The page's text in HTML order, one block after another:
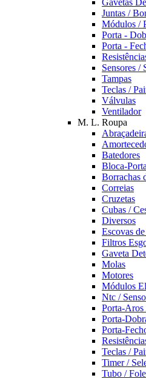
Gavetas
Juntas /
Módulos /
Porta -
Porta -
Sensores /
Tampas
Teclas /
Válvulas
Ventilador
M. L. Roupa
Batedores
Bloca-
Borrachas
Correias
Cruzetas
Cubas /
Diversos
Escovas
Filtros
Gaveta
Molas
Motores
Módulos
Ntc /
Porta-
Porta-
Porta-
Teclas /
Timer /
Tubo /